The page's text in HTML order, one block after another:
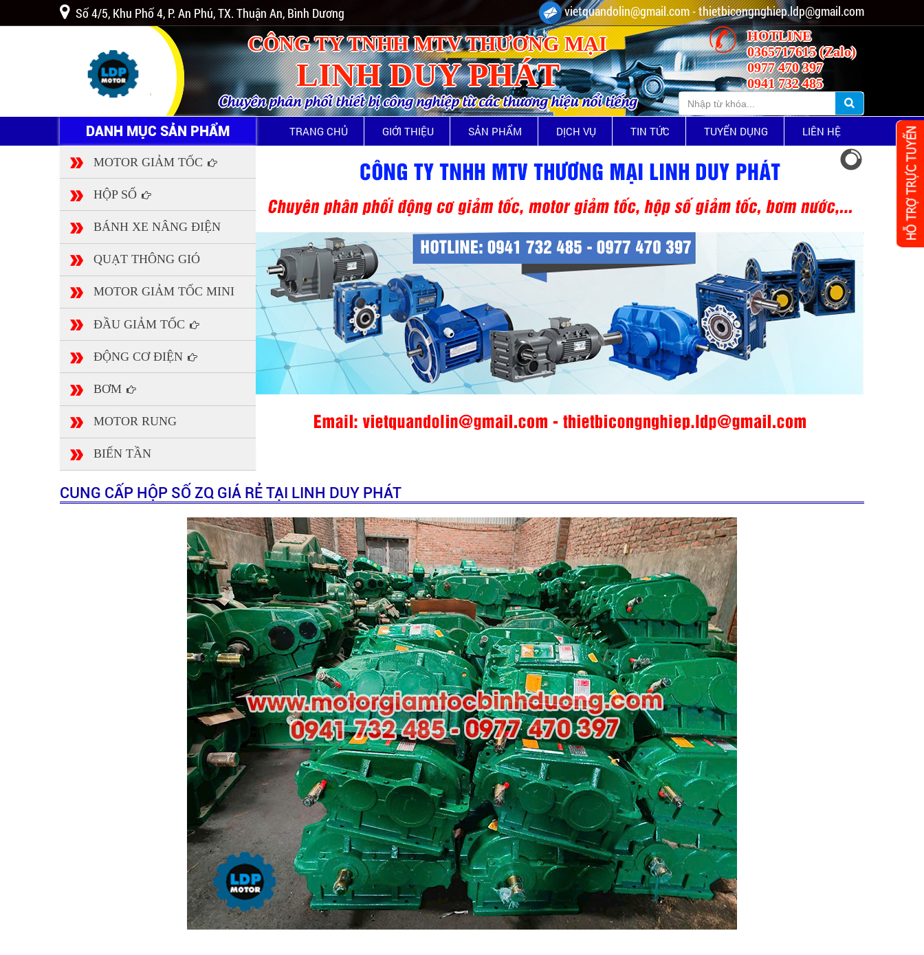
Số 4/5, Khu Phố 4, P. An Phú, TX. Thuận An, Bình Dương vietquandolin@gmail.com - thietbicongnghiep.ldp@gmail.com
CÔNG TY TNHH MTV THƯƠNG MẠI
LINH DUY PHÁT
Chuyên phân phối thiết bị công nghiệp từ các thương hiệu nổi tiếng
HOTLINE
0365717615 (Zalo)
0977 470 397
0941 732 485
DANH MỤC SẢN PHẨM TRANG CHỦ GIỚI THIỆU SẢN PHẨM DỊCH VỤ TIN TỨC TUYỂN DỤNG LIÊN HỆ
MOTOR GIẢM TỐC
HỘP SỐ
BÁNH XE NÂNG ĐIỆN
QUẠT THÔNG GIÓ
MOTOR GIẢM TỐC MINI
ĐẦU GIẢM TỐC
ĐỘNG CƠ ĐIỆN
BƠM
MOTOR RUNG
BIẾN TẦN
CUNG CẤP HỘP SỐ ZQ GIÁ RẺ TẠI LINH DUY PHÁT